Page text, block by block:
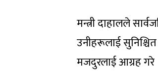
मन्त्री दाहालले
उनीहरूलाई
मजदुरलाई आग्रह गरे